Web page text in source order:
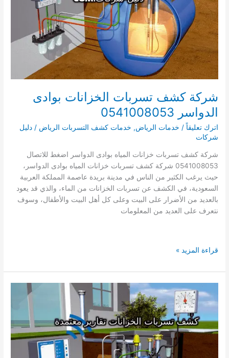
بالزلفى
شركة كشف تسربات الخزانات بوادى
الدواسر 0541008053
اترك تعليقاً / خدمات الرياض, خدمات كشف التسربات الرياض /دليل
شركات
شركة كشف تسربات خزانات المياه بوادى الدواسر اضغط للاتصال
0541008053 شركة كشف تسربات خزانات المياه بوادى الدواسر،
حيث يرغب الكثير من الناس في مدينة بريدة عاصمة المملكة العربية
السعودية، في الكشف عن تسربات الخزانات من الماء، والذي قد يعود
بالعديد من الأضرار على البيت وعلى كل أهل البيت والأطفال، وسوف
نتعرف على العديد من المعلومات
شركة
تسربات
الخزانات
بوادى
الدواسر
0541008053
قراءة المزيد »